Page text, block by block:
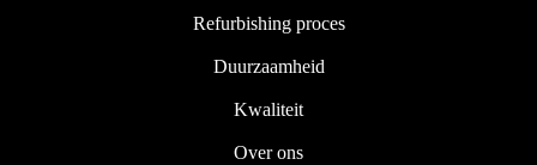
Refurbishing proces
Duurzaamheid
Kwaliteit
Over ons